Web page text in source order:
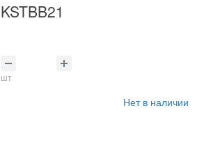
KSTBB21
шт
Нет в наличии